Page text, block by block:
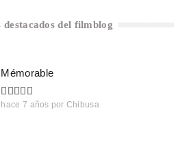
del filmblog
Mémorable
hace 7 años por Chibusa